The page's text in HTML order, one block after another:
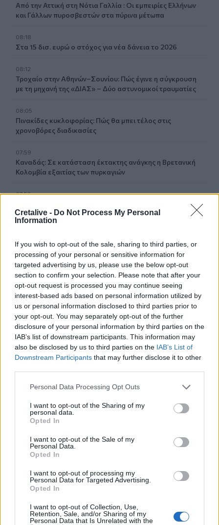
Cretalive - Do Not Process My Personal
Information
If you wish to opt-out of the sale, sharing to third parties, or
processing of your personal or sensitive information for
targeted advertising by us, please use the below opt-out
section to confirm your selection. Please note that after your
opt-out request is processed you may continue seeing
interest-based ads based on personal information utilized by
us or personal information disclosed to third parties prior to
your opt-out. You may separately opt-out of the further
disclosure of your personal information by third parties on the
IAB’s list of downstream participants. This information may
also be disclosed by us to third parties on the IAB’s List of
Downstream Participants that may further disclose it to other
Personal Data Processing Opt Outs
I want to opt-out of the Sharing of my
personal data.
Opted In
I want to opt-out of the Sale of my
Personal Data.
Opted In
I want to opt-out of processing my
Personal Data for Targeted Advertising.
Opted In
I want to opt-out of Collection, Use,
Retention, Sale, and/or Sharing of my
Personal Data that Is Unrelated with the
Από την Αττική στη Νότια Γαλλία : Οι εμπειρίες Ελλήνων
και Γάλλων πυροσβεστών στα πύρινα μέτωπα
08:18
Στα 15 δισ. ευρώ ο στόχος για νέα δάνεια το 2026
08:12
Τροχαίο στην Αθηνών–Σουνίου: Πώς έγινε η σύγκρουση
με τη μηχανή της «ΔΙΑΣ» – Δύο αστυνομικοί τραυματίες
08:05
Πινακίδες κυκλοφορίας: Πώς θα μπει τέλος στις
χρονοβόρες διαδικασίες
07:59
Καναδάς: Σε κατάσταση έκτακτης ανάγκης η Βρετανική
Κολομβία εξαιτίας των πυρκαγιών
07:52
Αραβία
Γερμανία: Επεκτείνεται η έρευνα για την αντιμετώπιση
των drones μετά το περιστατικό σε αεροδρόμιο
ΠΕΡΙΣΣΟΤΕΡΑ
ΣΧΕΤΙΚA AΡΘΡΑ
Ιός Δυτικού Νείλου: Όλη η Αττική
Ιός Δυτικού Νείλου: Όλη η Αττική
Πειραιάς: Κορυφώνεται η έξοδος του Αυγούστου
ΕΛΛAΔΑ 09:19
Προς εκτύπωση το πολλαπλό βιβλίο - «Σύγχρονο
ΕΛΛAΔΑ 08:58
Προς εκτύπωση το πολλαπλό
Προς εκτύπωση το πολλαπλό